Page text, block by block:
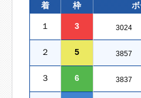
着 枠
１ 3 3024
２ 5 3857
３ 6 3837